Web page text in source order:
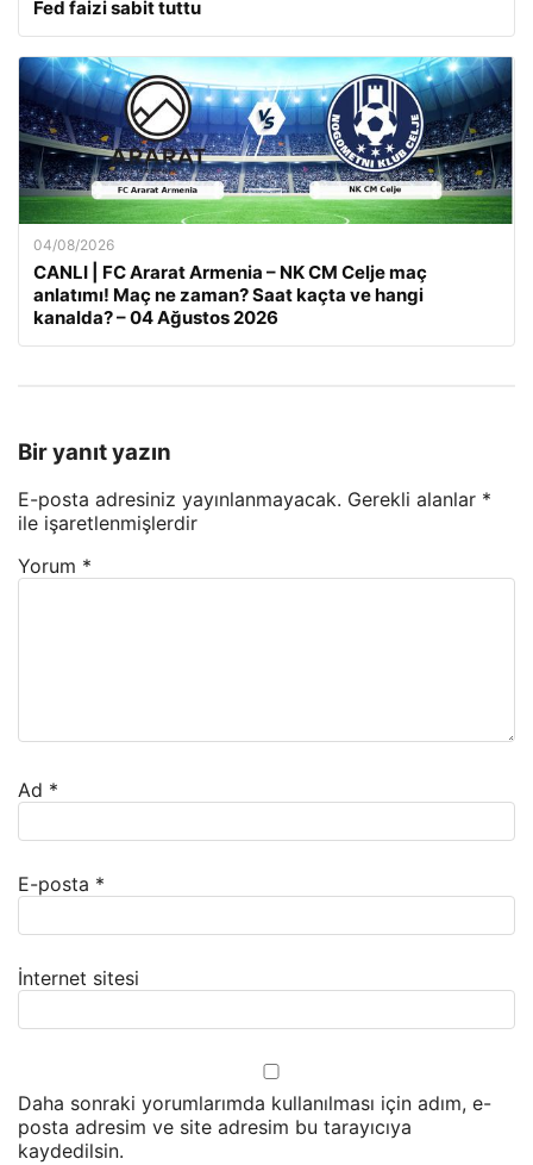
Fed faizi sabit tuttu
04/08/2026
CANLI | FC Ararat Armenia – NK CM Celje maç
anlatımı! Maç ne zaman? Saat kaçta ve hangi
kanalda? – 04 Ağustos 2026
Bir yanıt yazın
E-posta adresiniz yayınlanmayacak. Gerekli alanlar *
ile işaretlenmişlerdir
Yorum *
Ad *
E-posta *
İnternet sitesi
Daha sonraki yorumlarımda kullanılması için adım, e-
posta adresim ve site adresim bu tarayıcıya
kaydedilsin.